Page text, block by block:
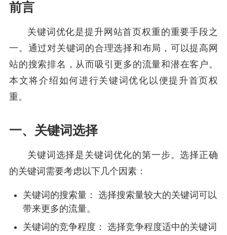
前言
关键词优化是提升网站首页权重的重要手段之
一。通过对关键词的合理选择和布局，可以提高网
站的搜索排名，从而吸引更多的流量和潜在客户。
本文将介绍如何进行关键词优化以便提升首页权
重。
一、关键词选择
关键词选择是关键词优化的第一步。选择正确
的关键词需要考虑以下几个因素：
关键词的搜索量： 选择搜索量较大的关键词可以
带来更多的流量。
关键词的竞争程度： 选择竞争程度适中的关键词